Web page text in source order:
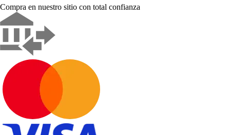
Compra en nuestro sitio con total confianza